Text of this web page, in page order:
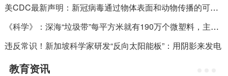
美CDC最新声明：新冠病毒通过物体表面和动物传播的可能性不高，“人传人”是主要途径
《科学》：深海“垃圾带”每平方米就有190万个微塑料，主要集中在600-900米深处
违反常识！新加坡科学家研发“反向太阳能板”：用阴影来发电
教育资讯